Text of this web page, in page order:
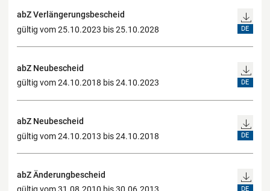
abZ Verlängerungsbescheid
gültig vom 25.10.2023 bis 25.10.2028
DE
abZ Neubescheid
gültig vom 24.10.2018 bis 24.10.2023
DE
abZ Neubescheid
gültig vom 24.10.2013 bis 24.10.2018
DE
abZ Änderungbescheid
DE